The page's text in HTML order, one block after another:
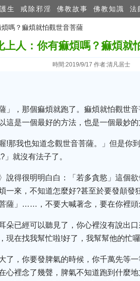
生 戒除邪淫 佛教故事 佛教知識 法
嗎？痲煩就怕觀世音菩薩
上人：你有痲煩嗎？痲煩就
時間:2019/9/17 作者:清凡居士
」，那個痲煩就跑了。痲煩就怕觀世
是一個最好的方法，也是一個最妙的
!那我也知道念觀世音菩薩。」但是你
就沒有法子了。
說得很明明白白：「若多貪慾」這個
一來，不知道怎麼好?甚至於要發顛
薩」……，不要大喊著念，要在你裡頭
朵已經可以聽見了，你心裡沒有說出
現在找我幫忙啦!好了，我幫幫他的忙
了，你要發脾氣的時候，你千萬先等
裡念了幾聲，脾氣不知道跑到什麼